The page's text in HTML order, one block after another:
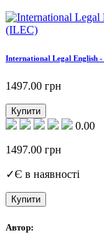
International Legal English
1497.00 грн
Купити
0.00
1497.00 грн
✓Є в наявності
Купити
Автор: